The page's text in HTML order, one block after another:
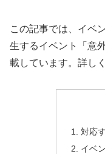
この記事では、イベ
生するイベント「意
載しています。詳し
対応
イベ